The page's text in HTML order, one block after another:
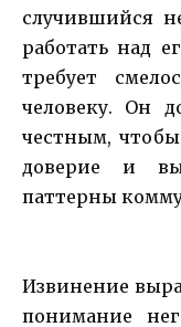
случившийся
работать над
требует
человеку. Он
честным, чтобы
доверие и
паттерны
Извинение
понимание